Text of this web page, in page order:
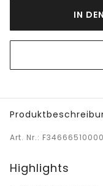
IN
Art. Nr.: F34666510000
Highlights